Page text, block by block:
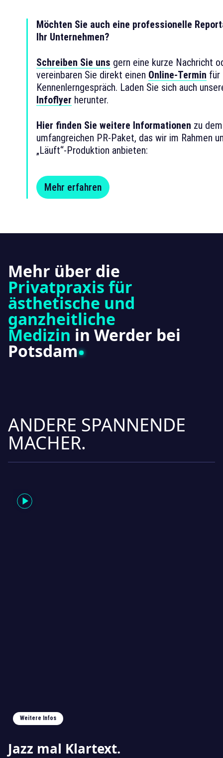
Möchten Sie auch eine professionelle
Ihr Unternehmen?
Schreiben Sie uns gern eine kurze Nachricht
vereinbaren Sie direkt einen Online-Termin für
Kennenlerngespräch. Laden Sie sich auch
Infoflyer herunter.
Hier finden Sie weitere Informationen zu dem
umfangreichen PR-Paket, das wir im Rahmen
„Läuft“-Produktion anbieten:
Mehr erfahren
Mehr über die
Privatpraxis für
ästhetische und
ganzheitliche
Medizin in Werder bei
Potsdam
ANDERE SPANNENDE
MACHER.
Weitere Infos
Jazz mal Klartext.